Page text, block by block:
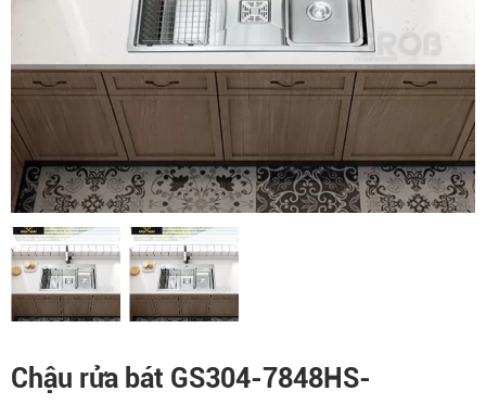
Chậu rửa bát GS304-7848HS-